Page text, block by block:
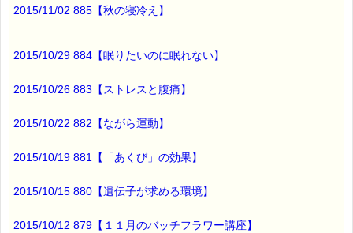
判決は、
ネットで動画を配信していますので
是非ご覧ください
▼「三匹のこぶた」裁判
2015/11/02 885【秋の寝冷え】
2015/10/29 884【眠りたいのに眠れない】
2015/10/26 883【ストレスと腹痛】
2015/10/22 882【ながら運動】
2015/10/19 881【「あくび」の効果】
2015/10/15 880【遺伝子が求める環境】
2015/10/12 879【１１月のバッチフラワー講座】